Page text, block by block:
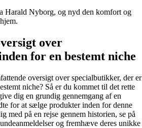
Harald Nyborg, og nyd den komfort og
over
for en bestemt niche
oversigt over specialbutikker, der er
niche? Så er du kommet til det rette
dig en grundig gennemgang af en
for at sælge produkter inden for denne
med på en rejse gennem historien, se på
og fremhæve deres unikke